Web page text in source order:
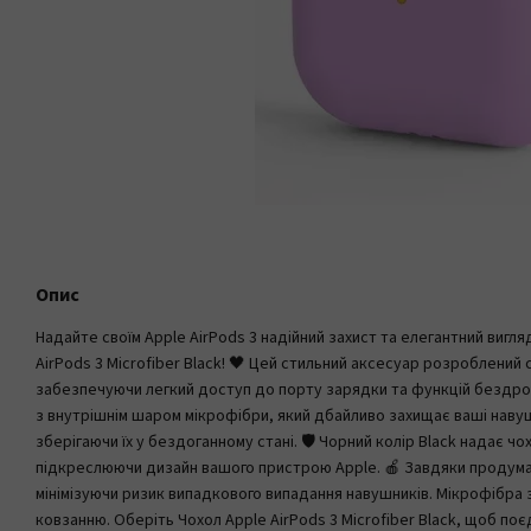
Опис
Надайте своїм Apple AirPods 3 надійний захист та елегантний
AirPods 3 Microfiber Black! 🖤 Цей стильний аксесуар розроблений
забезпечуючи легкий доступ до порту зарядки та функцій
з внутрішнім шаром мікрофібри, який дбайливо захищає ваші
зберігаючи їх у бездоганному стані. 🛡️ Чорний колір Black надає
підкреслюючи дизайн вашого пристрою Apple. 🍎 Завдяки
мінімізуючи ризик випадкового випадання навушників. Мікрофібра
ковзанню. Оберіть Чохол Apple AirPods 3 Microfiber Black, щоб